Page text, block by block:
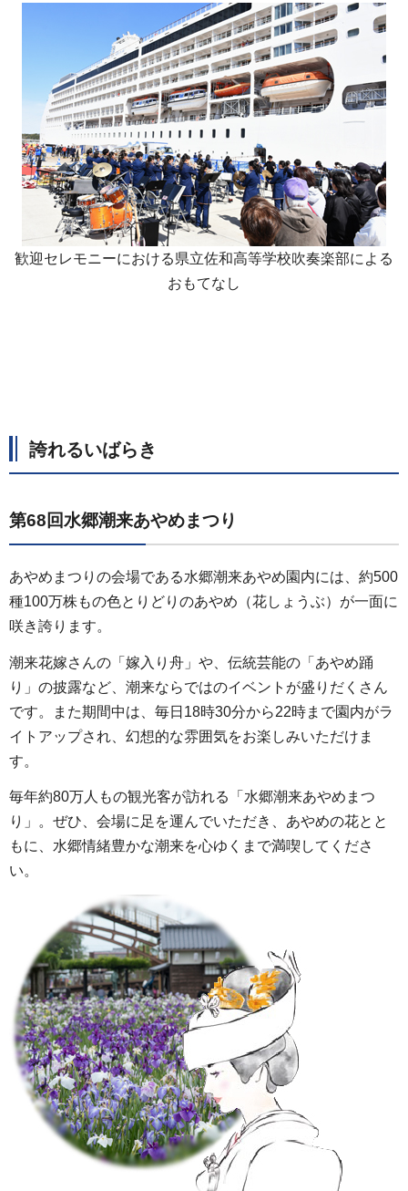
歓迎セレモニーにおける県立佐和高等学校吹奏楽部による
おもてなし
誇れるいばらき
第68回水郷潮来あやめまつり
あやめまつりの会場である水郷潮来あやめ園内には、約500
種100万株もの色とりどりのあやめ（花しょうぶ）が一面に
咲き誇ります。
潮来花嫁さんの「嫁入り舟」や、伝統芸能の「あやめ踊
り」の披露など、潮来ならではのイベントが盛りだくさん
です。また期間中は、毎日18時30分から22時まで園内がラ
イトアップされ、幻想的な雰囲気をお楽しみいただけま
す。
毎年約80万人もの観光客が訪れる「水郷潮来あやめまつ
り」。ぜひ、会場に足を運んでいただき、あやめの花とと
もに、水郷情緒豊かな潮来を心ゆくまで満喫してくださ
い。